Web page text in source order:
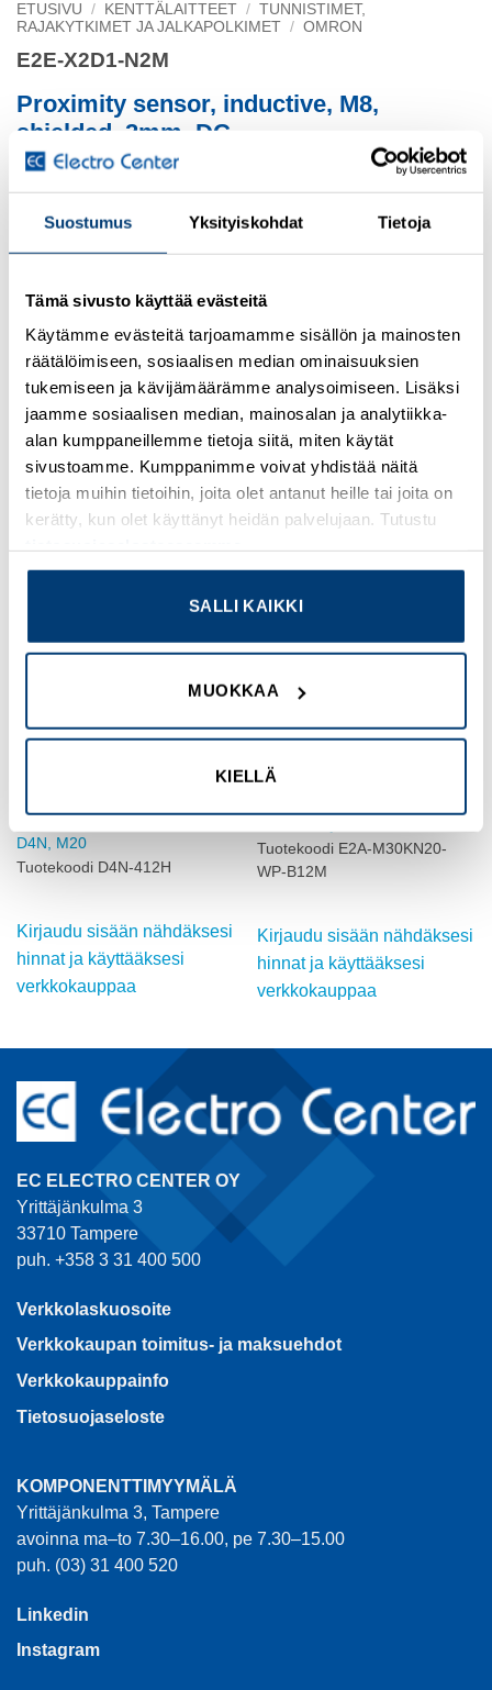
Suostumus Yksityiskohdat Tietoja
Tämä sivusto käyttää evästeitä
Käytämme evästeitä tarjoamamme sisällön ja mainosten
räätälöimiseen, sosiaalisen median ominaisuuksien
tukemiseen ja kävijämäärämme analysoimiseen. Lisäksi
jaamme sosiaalisen median, mainosalan ja analytiikka-
alan kumppaneillemme tietoja siitä, miten käytät
sivustoamme. Kumppanimme voivat yhdistää näitä
tietoja muihin tietoihin, joita olet antanut heille tai joita on
kerätty, kun olet käyttänyt heidän palvelujaan. Tutustu
SALLI KAIKKI
MUOKKAA
KIELLÄ
ETUSIVU / KENTTÄLAITTEET / TUNNISTIMET,
RAJAKYTKIMET JA JALKAPOLKIMET / OMRON
E2E-X2D1-N2M
Proximity sensor, inductive, M8,
shielded, 2mm, DC
Kirjaudu sisään nähdäksesi hinnat ja käyttääksesi
verkkokauppaa
Osastot:Omron , Uudet tuotteet
TUTUSTU MYÖS
Add to
D4N, M20
Tuotekoodi D4N-412H
Kirjaudu sisään nähdäksesi
hinnat ja käyttääksesi
verkkokauppaa
OMRON
Tuotekoodi E2A-M30KN20-
WP-B12M
Kirjaudu sisään nähdäksesi
hinnat ja käyttääksesi
verkkokauppaa
EC ELECTRO CENTER OY
Yrittäjänkulma 3
33710 Tampere
puh. +358 3 31 400 500
Verkkolaskuosoite
Verkkokaupan toimitus- ja maksuehdot
Verkkokauppainfo
Tietosuojaseloste
KOMPONENTTIMYYMÄLÄ
Yrittäjänkulma 3, Tampere
avoinna ma–to 7.30–16.00, pe 7.30–15.00
puh. (03) 31 400 520
Linkedin
Instagram